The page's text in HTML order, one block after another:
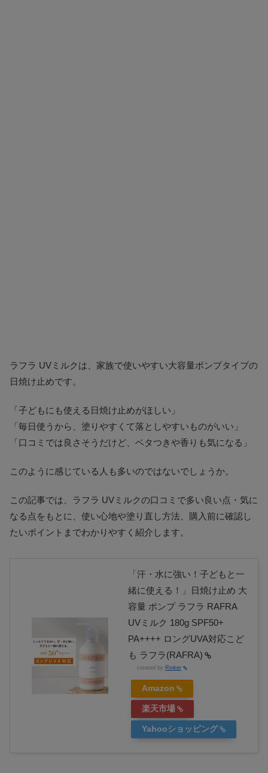
ラフラ UVミルクは、家族で使いやすい大容量ポンプタイプの
日焼け止めです。
「子どもにも使える日焼け止めがほしい」
「毎日使うから、塗りやすくて落としやすいものがいい」
「口コミでは良さそうだけど、ベタつきや香りも気になる」
このように感じている人も多いのではないでしょうか。
この記事では、ラフラ UVミルクの口コミで多い良い点・気に
なる点をもとに、使い心地や塗り直し方法、購入前に確認し
たいポイントまでわかりやすく紹介します。
「汗・水に強い！子どもと一
緒に使える！」日焼け止め 大
容量 ポンプ ラフラ RAFRA
UVミルク 180g SPF50+
PA++++ ロングUVA対応こど
も ラフラ(RAFRA)
created by Rinker
Amazon
楽天市場
Yahooショッピング